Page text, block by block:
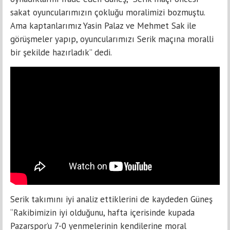
sakat oyuncularımızın çokluğu moralimizi bozmuştu.
Ama kaptanlarımız Yasin Palaz ve Mehmet Sak ile
görüşmeler yapıp, oyuncularımızı Serik maçına moralli
bir şekilde hazırladık” dedi.
Serik takımını iyi analiz ettiklerini de kaydeden Güneş
“Rakibimizin iyi olduğunu, hafta içerisinde kupada
Pazarspor’u 7-0 yenmelerinin kendilerine moral